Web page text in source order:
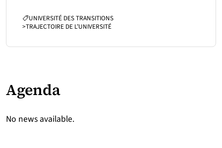
CATÉGORIES :
UNIVERSITÉ DES TRANSITIONS
>TRAJECTOIRE DE L’UNIVERSITÉ
Agenda
No news available.